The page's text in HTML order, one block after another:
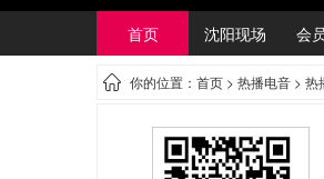
首页 沈阳现场 会
你的位置：首页 > 热播电音 > 热